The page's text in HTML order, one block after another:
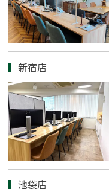
新宿店
池袋店